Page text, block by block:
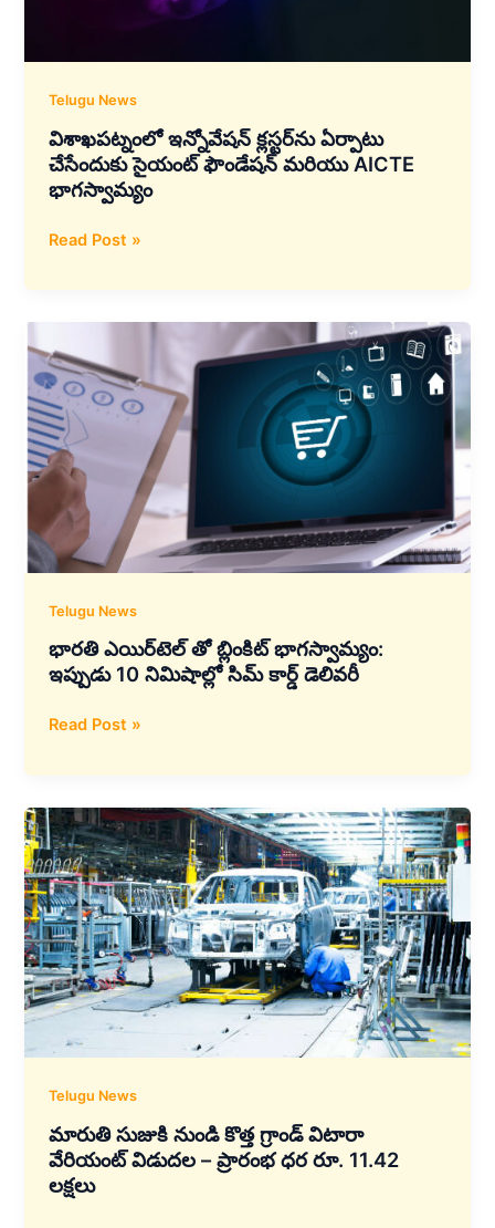
Telugu News
విశాఖపట్నంలో ఇన్నోవేషన్ క్లస్టర్‌ను ఏర్పాటు
చేసేందుకు సైయంట్ ఫౌండేషన్ మరియు AICTE
భాగస్వామ్యం
విశాఖపట్నంలో
క్లస్టర్‌ను
ఏర్పాటు
సైయంట్
ఫౌండేషన్
మరియు
AICTE
భాగస్వామ్యం
Read Post »
Telugu News
భారతి ఎయిర్‌టెల్ తో బ్లింకిట్ భాగస్వామ్యం:
ఇప్పుడు 10 నిమిషాల్లో సిమ్ కార్డ్ డెలివరీ
భారతి
తో
బ్లింకిట్
భాగస్వామ్యం:
ఇప్పుడు
10
నిమిషాల్లో
సిమ్
కార్డ్
డెలివరీ
Read Post »
Telugu News
మారుతి సుజుకి నుండి కొత్త గ్రాండ్ విటారా
వేరియంట్ విడుదల – ప్రారంభ ధర రూ. 11.42
లక్షలు